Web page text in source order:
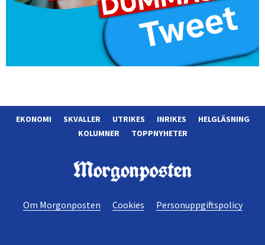
EKONOMI SKVALLER UTRIKES INRIKES
HELGLÄSNING
KOLUMNER
TOPPNYHETER
Om Morgonposten Cookies Personuppgiftspolicy